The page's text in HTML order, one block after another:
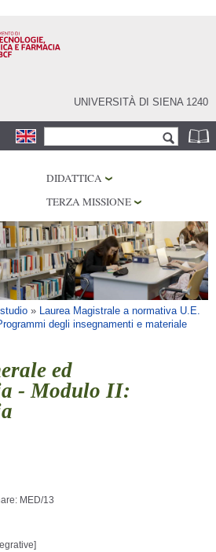
UNIVERSITÀ DI SIENA 1240
Form di ricerca
DIDATTICA
TERZA MISSIONE
» Laurea Magistrale a normativa U.E.
degli insegnamenti e materiale
ed
- Modulo II:
MED/13
]